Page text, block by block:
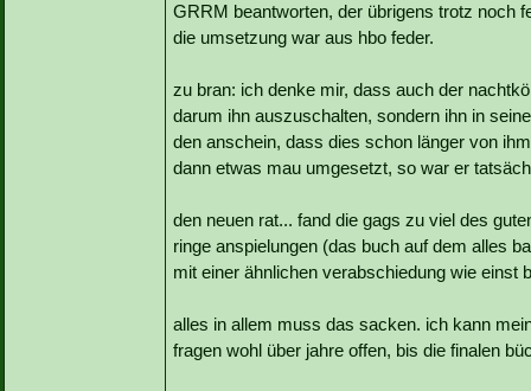
GRRM beantworten, der übrigens trotz noch
die umsetzung war aus hbo feder.
zu bran: ich denke mir, dass auch der
darum ihn auszuschalten, sondern ihn in
den anschein, dass dies schon länger von
dann etwas mau umgesetzt, so war er
den neuen rat... fand die gags zu viel des
ringe anspielungen (das buch auf dem alles
mit einer ähnlichen verabschiedung wie einst
alles in allem muss das sacken. ich kann
fragen wohl über jahre offen, bis die finalen